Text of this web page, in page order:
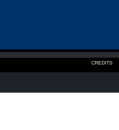
CREDITS